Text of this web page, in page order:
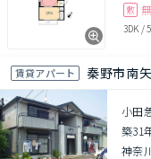
敷
3DK /
賃貸アパート 秦野市南
小田
築31
神奈